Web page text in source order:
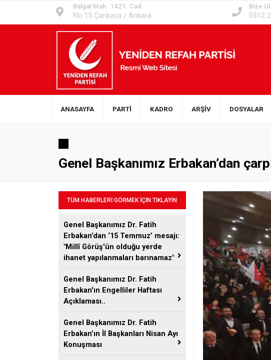
Balgat Mah. 1421. Cad.
No:15 Çankaya / Ankara
Bize
0312
ANASAYFA PARTİ KADRO ARŞİV DOSYALAR
Genel Başkanımız Erbakan’dan
TÜM HABERLERİ GÖRMEK İÇİN TIKLAYIN
Genel Başkanımız Dr. Fatih
Erbakan’dan ‘15 Temmuz’ mesajı:
"Millî Görüş'ün olduğu yerde
ihanet yapılanmaları barınamaz"
Genel Başkanımız Dr. Fatih
Erbakan'ın Engelliler Haftası
Açıklaması..
Genel Başkanımız Dr. Fatih
Erbakan’ın İl Başkanları Nisan Ayı
Konuşması